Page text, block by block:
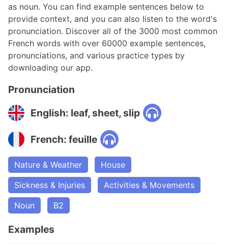
as noun. You can find example sentences below to
provide context, and you can also listen to the word's
pronunciation. Discover all of the 3000 most common
French words with over 60000 example sentences,
pronunciations, and various practice types by
downloading our app.
Pronunciation
English: leaf, sheet, slip
French: feuille
Nature & Weather
House
Sickness & Injuries
Activities & Movements
Noun
B2
Examples